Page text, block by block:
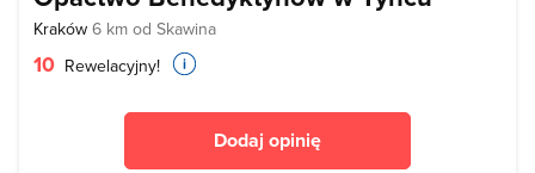
Kraków 6 km od Skawina
10 Rewelacyjny!
Dodaj opinię